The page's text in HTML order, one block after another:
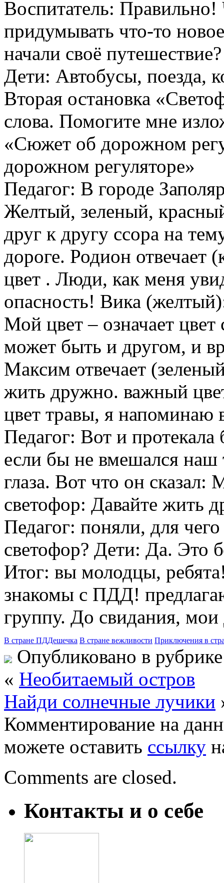
Воспитатель: Правильно!
придумывать что-то
начали своё путешествие?
Дети: Автобусы, поезда,
Вторая остановка
слова. Помогите мне
«Сюжет об дорожном
дорожном регуляторе»
Педагог: В городе
Желтый, зеленый,
друг к другу ссора на
дороге. Родион
цвет . Люди, как меня
опасность! Вика
Мой цвет – означает
может быть и другом, и
Максим отвечает
жить дружно. важный
цвет травы, я напоминаю
Педагог: Вот и
если бы не вмешался наш
глаза. Вот что он
светофор: Давайте жить
Педагог: поняли, для
светофор? Дети: Да. Это
Итог: вы молодцы,
знакомы с ПДД!
группу. До свидания, мои
В стране ПДДешечка В стране вежливости Приключения в
Опубликовано в
« Необитаемый остров
Найди солнечные лучики
Комментирование на
можете оставить ссылку
Comments are closed.
Контакты и о себе